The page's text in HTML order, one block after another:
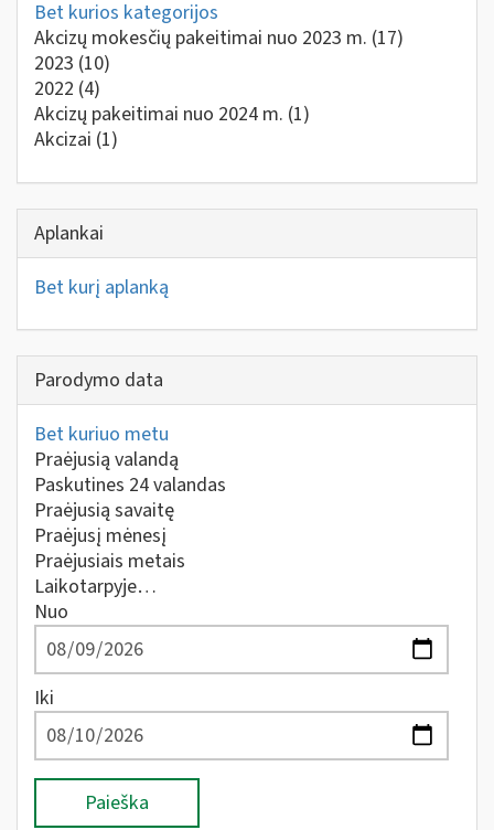
Bet kurios kategorijos
Akcizų mokesčių pakeitimai nuo 2023 m. (17)
2023 (10)
2022 (4)
Akcizų pakeitimai nuo 2024 m. (1)
Akcizai (1)
Aplankai
Bet kurį aplanką
Parodymo data
Bet kuriuo metu
Praėjusią valandą
Paskutines 24 valandas
Praėjusią savaitę
Praėjusį mėnesį
Praėjusiais metais
Laikotarpyje…
Nuo
Iki
Paieška